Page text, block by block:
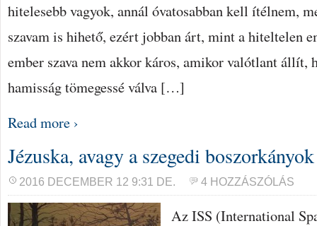
hitelesebb vagyok, annál óvatosabban kell ítélnem,
szavam is hihető, ezért jobban árt, mint a hiteltelen
ember szava nem akkor káros, amikor valótlant állít,
hamisság tömegessé válva […]
Read more ›
Jézuska, avagy a szegedi boszorkányok
2016 DECEMBER 12 9:31 DE. 4 HOZZÁSZÓLÁS
Az ISS (International